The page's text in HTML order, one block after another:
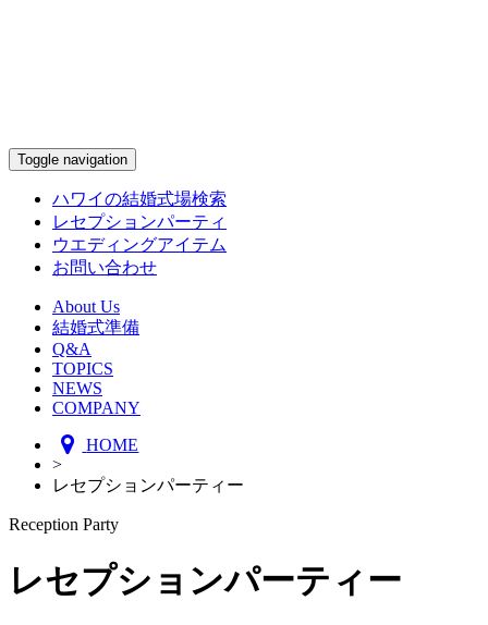
Toggle navigation
ハワイの結婚式場検索
レセプションパーティ
ウエディングアイテム
お問い合わせ
About Us
結婚式準備
Q&A
TOPICS
NEWS
COMPANY
HOME
>
レセプションパーティー
Reception Party
レセプションパーティー